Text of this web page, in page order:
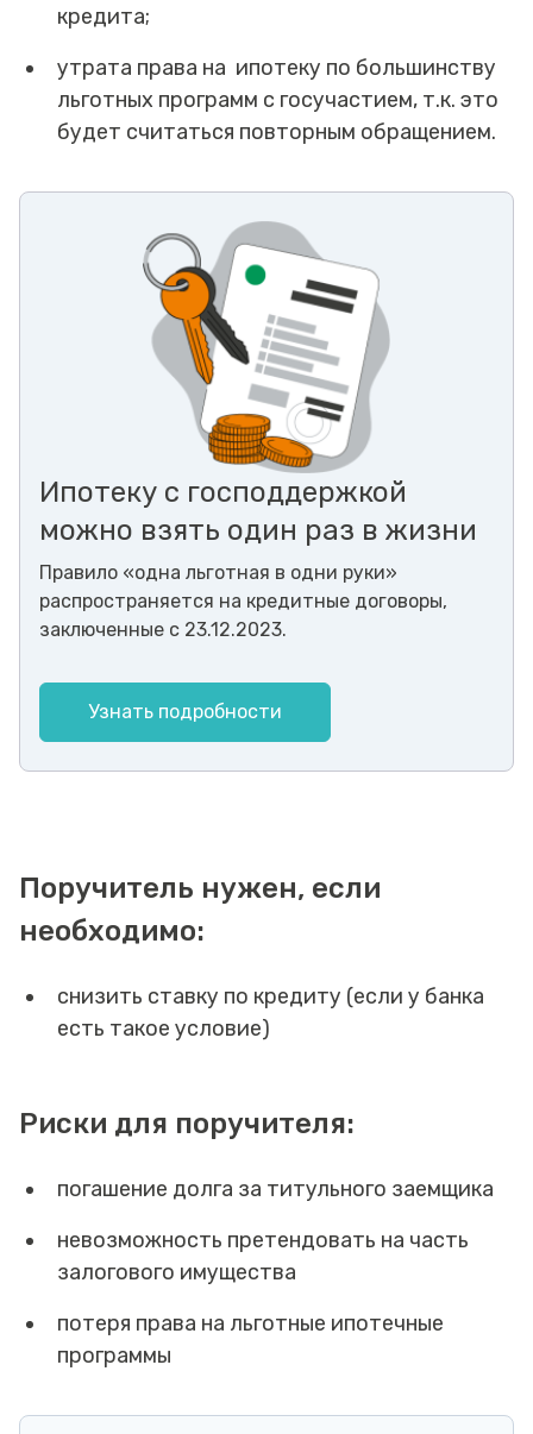
кредита;
утрата права на ипотеку по большинству
льготных программ с госучастием, т.к. это
будет считаться повторным обращением.
Ипотеку с господдержкой
можно взять один раз в жизни
Правило «одна льготная в одни руки»
распространяется на кредитные договоры,
заключенные с 23.12.2023.
Узнать подробности
Поручитель нужен, если
необходимо:
снизить ставку по кредиту (если у банка
есть такое условие)
Риски для поручителя:
погашение долга за титульного заемщика
невозможность претендовать на часть
залогового имущества
потеря права на льготные ипотечные
программы